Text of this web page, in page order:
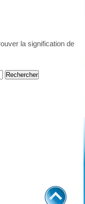
la signification de